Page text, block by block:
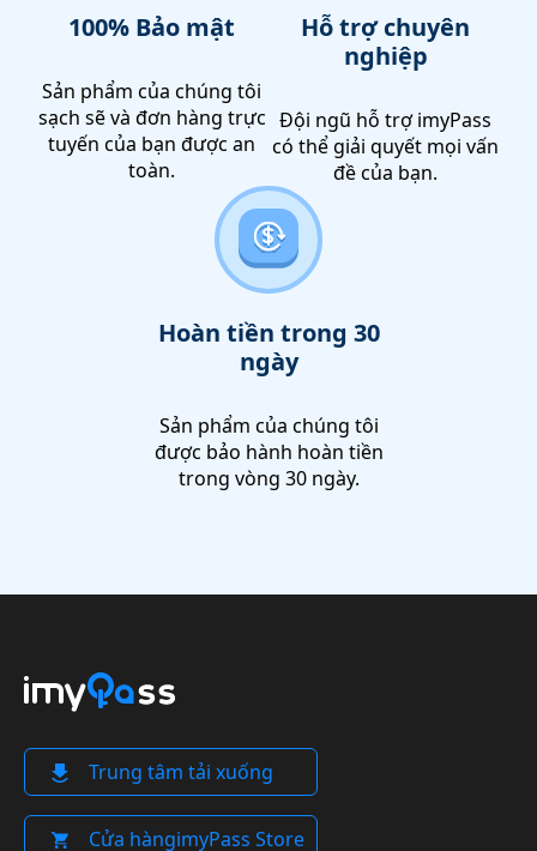
100% Bảo mật
Sản phẩm của chúng tôi
sạch sẽ và đơn hàng trực
tuyến của bạn được an
toàn.
Hỗ trợ chuyên
nghiệp
Đội ngũ hỗ trợ imyPass
có thể giải quyết mọi vấn
đề của bạn.
Hoàn tiền trong 30
ngày
Sản phẩm của chúng tôi
được bảo hành hoàn tiền
trong vòng 30 ngày.
Trung tâm tải xuống
Cửa hàngimyPass Store